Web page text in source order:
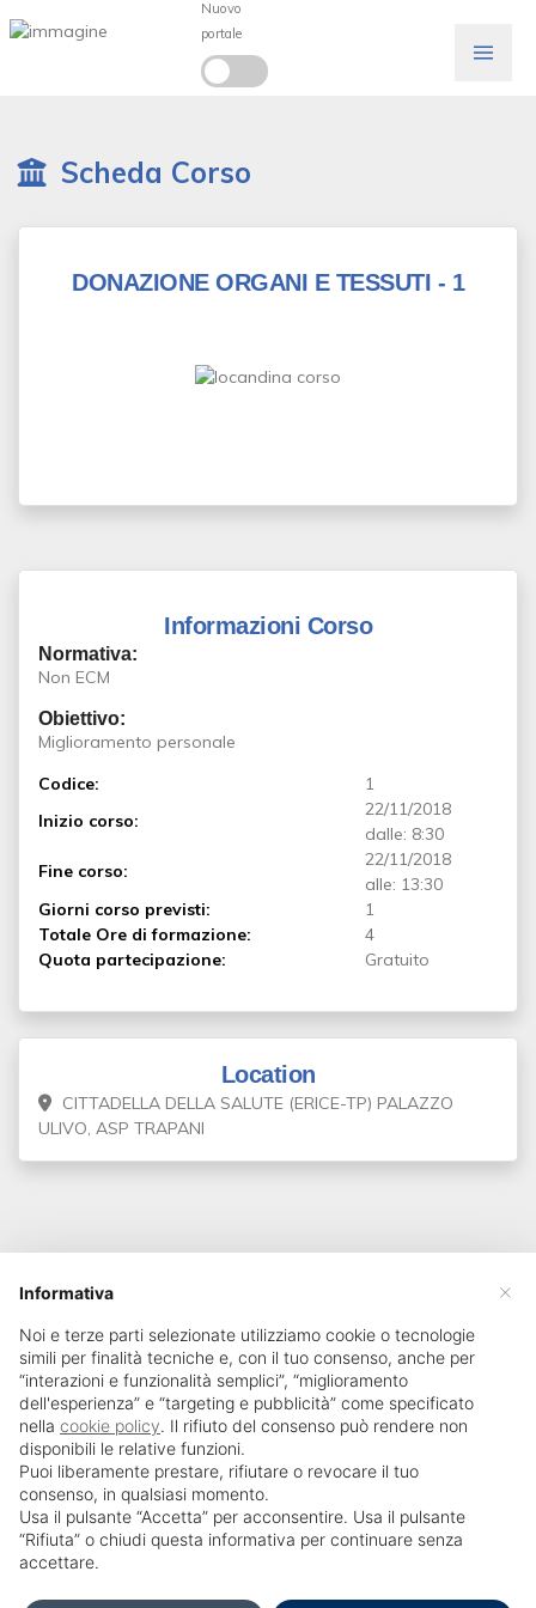
Scheda Corso
DONAZIONE ORGANI E TESSUTI - 1
Informazioni Corso
Normativa:
Non ECM
Obiettivo:
Miglioramento personale
Codice:
1
Inizio corso:
22/11/2018
dalle: 8:30
Fine corso:
22/11/2018
alle: 13:30
Giorni corso previsti:
1
Totale Ore di formazione:
4
Quota partecipazione:
Gratuito
Location
CITTADELLA DELLA SALUTE (ERICE-TP) PALAZZO
ULIVO, ASP TRAPANI
SailPortal 8.5.1 build 18
×
Informativa
Noi e terze parti selezionate utilizziamo cookie o tecnologie
simili per finalità tecniche e, con il tuo consenso, anche per
“interazioni e funzionalità semplici”, “miglioramento
dell'esperienza” e “targeting e pubblicità” come specificato
nella cookie policy. Il rifiuto del consenso può rendere non
disponibili le relative funzioni.
Puoi liberamente prestare, rifiutare o revocare il tuo
consenso, in qualsiasi momento.
Usa il pulsante “Accetta” per acconsentire. Usa il pulsante
“Rifiuta” o chiudi questa informativa per continuare senza
accettare.